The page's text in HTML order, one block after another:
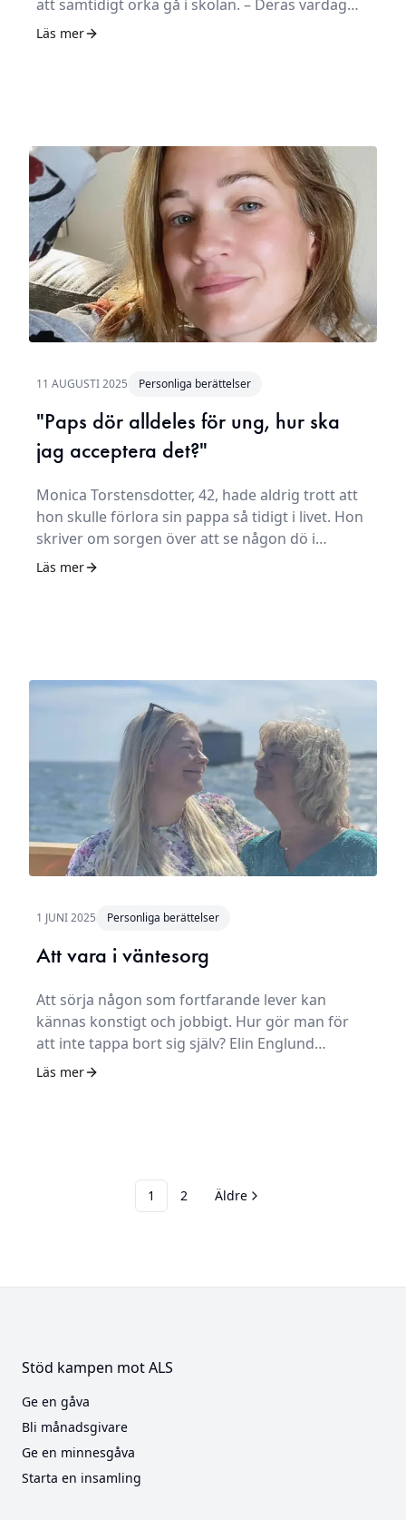
att samtidigt orka gå i skolan. – Deras vardag
flöt på som vanligt medan jag försökte hålla mig
Läs mer
11 AUGUSTI 2025 Personliga berättelser
"Paps dör alldeles för ung, hur ska
jag acceptera det?"
Monica Torstensdotter, 42, hade aldrig trott att
hon skulle förlora sin pappa så tidigt i livet. Hon
skriver om sorgen över att se någon dö i
slowmotion och tacksamheten över att hinna
Läs mer
1 JUNI 2025 Personliga berättelser
Att vara i väntesorg
Att sörja någon som fortfarande lever kan
kännas konstigt och jobbigt. Hur gör man för
att inte tappa bort sig själv? Elin Englund
förlorade sin mamma i ALS 2023. – Det värsta
Läs mer
1 2 Äldre
Stöd kampen mot ALS
Ge en gåva
Bli månadsgivare
Ge en minnesgåva
Starta en insamling